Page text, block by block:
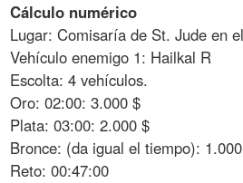
Cálculo numérico
Lugar: Comisaría de St. Jude en
Vehículo enemigo 1: Hailkal R
Escolta: 4 vehículos.
Oro: 02:00: 3.000 $
Plata: 03:00: 2.000 $
Bronce: (da igual el tiempo):
Reto: 00:47:00